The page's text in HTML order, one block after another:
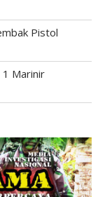
Pistol
1 Marinir